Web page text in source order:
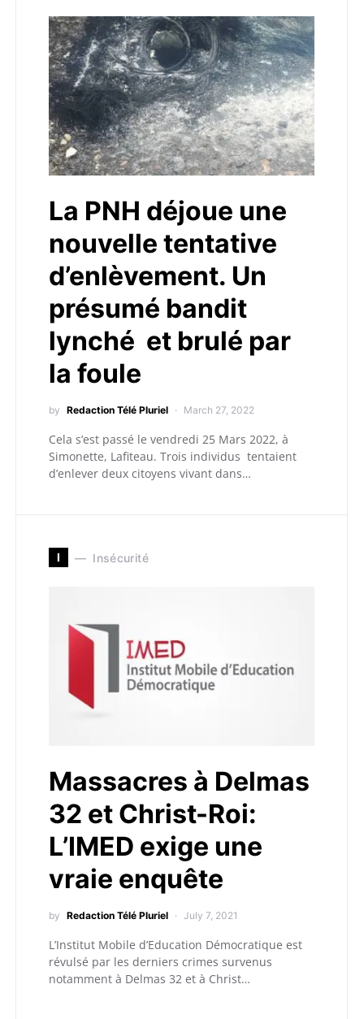
La PNH déjoue une
nouvelle tentative
d’enlèvement. Un
présumé bandit
lynché et brulé par
la foule
by Redaction Télé Pluriel March 27, 2022
Cela s’est passé le vendredi 25 Mars 2022, à
Simonette, Lafiteau. Trois individus tentaient
d’enlever deux citoyens vivant dans…
I Insécurité
Massacres à Delmas
32 et Christ-Roi:
L’IMED exige une
vraie enquête
by Redaction Télé Pluriel July 7, 2021
L’Institut Mobile d’Education Démocratique est
révulsé par les derniers crimes survenus
notamment à Delmas 32 et à Christ…